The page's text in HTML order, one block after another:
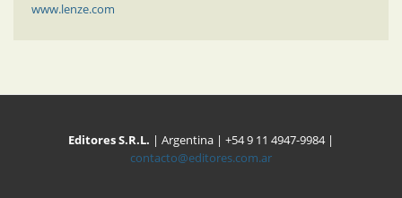
www.lenze.com
Editores S.R.L. | Argentina | +54 9 11 4947-9984 |
contacto@editores.com.ar